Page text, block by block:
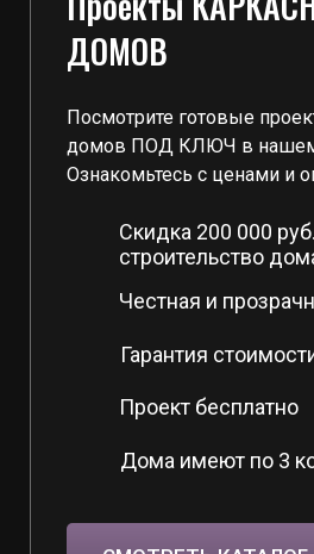
ДОМОВ
Посмотрите готовые
домов ПОД КЛЮЧ в нашем
Ознакомьтесь с ценами и
Скидка 200 000
строительство
Честная и
Гарантия
Проект бесплатно
Дома имеют по 3